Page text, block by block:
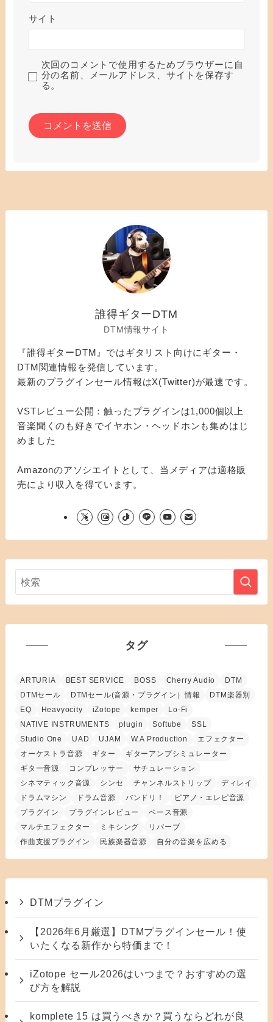
サイト
次回のコメントで使用するためブラウザーに自
分の名前、メールアドレス、サイトを保存す
る。
誰得ギターDTM
DTM情報サイト
『誰得ギターDTM』ではギタリスト向けにギター・
DTM関連情報を発信しています。
最新のプラグインセール情報はX(Twitter)が最速です。
VSTレビュー公開：触ったプラグインは1,000個以上
音楽聞くのも好きでイヤホン・ヘッドホンも集めはじ
めました
Amazonのアソシエイトとして、当メディアは適格販
売により収入を得ています。
タグ
ARTURIA BEST SERVICE BOSS Cherry Audio
DTM
DTMセール
DTMセール(音源・プラグイン）情報
DTM楽器別
EQ
Heavyocity iZotope kemper
Lo-Fi
NATIVE INSTRUMENTS
plugin Softube
SSL
Studio One
UAD UJAM W.A Production
エフェクター
オーケストラ音源
ギター
ギターアンプシミュレーター
ギター音源
コンプレッサー
サチュレーション
シネマティック音源
シンセ チャンネルストリップ
ディレイ
ドラムマシン
ドラム音源 バンドリ！
ピアノ・エレピ音源
プラグイン
プラグインレビュー
ベース音源
マルチエフェクター
ミキシング
リバーブ
作曲支援プラグイン
民族楽器音源 自分の音楽を広める
DTMプラグイン
【2026年6月厳選】DTMプラグインセール！使
いたくなる新作から特価まで！
iZotope セール2026はいつまで？おすすめの選
び方を解説
komplete 15 は買うべきか？買うならどれが良